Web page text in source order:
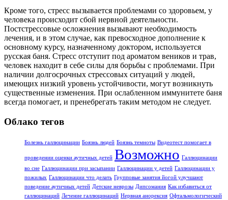
Кроме того, стресс вызывается проблемами со здоровьем, у
человека происходит сбой нервной деятельности.
Постстрессовые осложнения вызывают необходимость
лечения, и в этом случае, как превосходное дополнение к
основному курсу, назначенному доктором, используется
русская баня. Стресс отступит под ароматом веников и трав,
человек находит в себе силы для борьбы с проблемами. При
наличии долгосрочных стрессовых ситуаций у людей,
имеющих низкий уровень устойчивости, могут возникнуть
существенные изменения. При ослабленном иммунитете баня
всегда помогает, и пренебрегать таким методом не следует.
Облако тегов
Болезнь галлюцинации Боязнь людей Боязнь темноты Видеотест помогает в
проведении оценки аутичных детей Возможно Галлюцинации
во сне Галлюцинации при засыпании Галлюцинации у детей Галлюцинации у
пожилых Галлюцинации что делать Групповые занятия йогой улучшают
поведение аутичных детей Детские неврозы Дипсомания Как избавиться от
галлюцинаций Лечение галлюцинаций Нервная анорексия Офтальмологический